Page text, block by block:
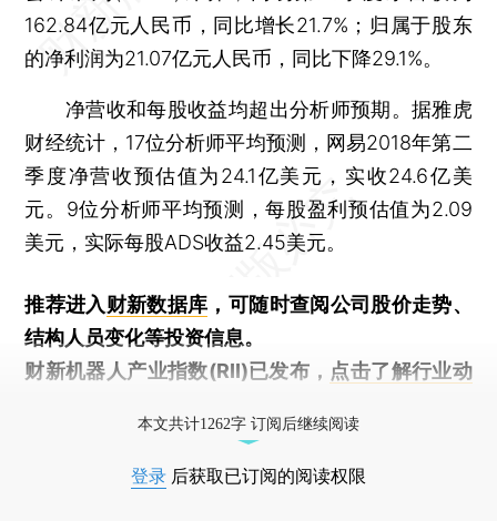
162.84亿元人民币，同比增长21.7%；归属于股东
的净利润为21.07亿元人民币，同比下降29.1%。
净营收和每股收益均超出分析师预期。据雅虎
财经统计，17位分析师平均预测，网易2018年第二
季度净营收预估值为24.1亿美元，实收24.6亿美
元。9位分析师平均预测，每股盈利预估值为2.09
美元，实际每股ADS收益2.45美元。
推荐进入财新数据库 ，可随时查阅公司股价走势、
结构人员变化等投资信息。
财新机器人产业指数(RII)已发布， 点击了解行业动
本文共计1262字 订阅后继续阅读
登录 后获取已订阅的阅读权限